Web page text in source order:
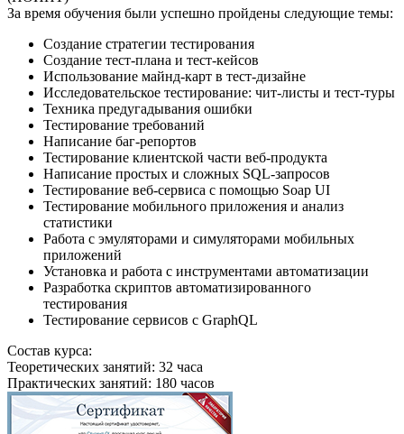
За время обучения были успешно пройдены следующие темы:
Создание стратегии тестирования
Создание тест-плана и тест-кейсов
Использование майнд-карт в тест-дизайне
Исследовательское тестирование: чит-листы и тест-туры
Техника предугадывания ошибки
Тестирование требований
Написание баг-репортов
Тестирование клиентской части веб-продукта
Написание простых и сложных SQL-запросов
Тестирование веб-сервиса с помощью Soap UI
Тестирование мобильного приложения и анализ
статистики
Работа с эмуляторами и симуляторами мобильных
приложений
Установка и работа с инструментами автоматизации
Разработка скриптов автоматизированного
тестирования
Тестирование сервисов с GraphQL
Состав курса:
Теоретических занятий: 32 часа
Практических занятий: 180 часов